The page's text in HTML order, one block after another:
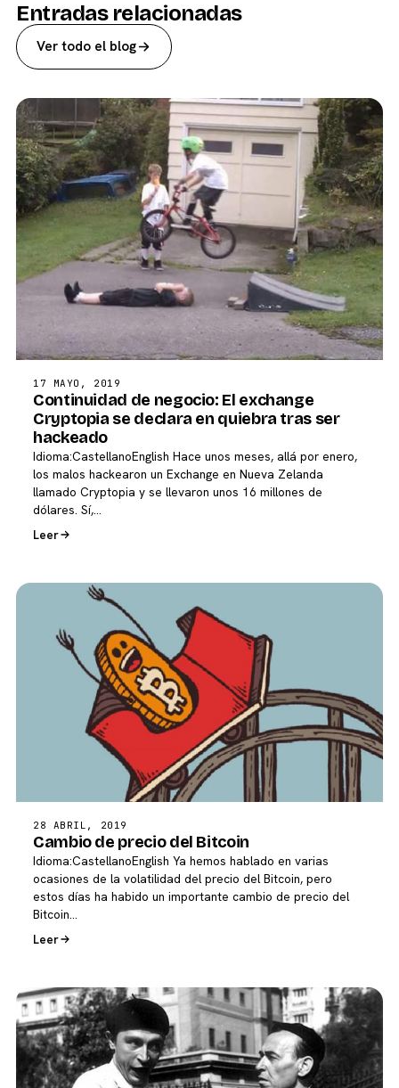
Entradas relacionadas
Ver todo el blog
17 MAYO, 2019
Continuidad de negocio: El exchange
Cryptopia se declara en quiebra tras ser
hackeado
Idioma:CastellanoEnglish Hace unos meses, allá por enero,
los malos hackearon un Exchange en Nueva Zelanda
llamado Cryptopia y se llevaron unos 16 millones de
dólares. Sí,…
Leer
28 ABRIL, 2019
Cambio de precio del Bitcoin
Idioma:CastellanoEnglish Ya hemos hablado en varias
ocasiones de la volatilidad del precio del Bitcoin, pero
estos días ha habido un importante cambio de precio del
Bitcoin…
Leer